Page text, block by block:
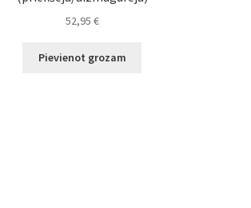
52,95 €
Pievienot grozam